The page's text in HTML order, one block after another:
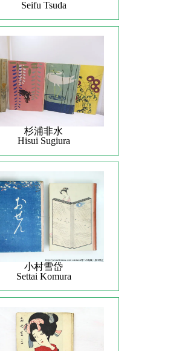
Seifu Tsuda
杉浦非水
Hisui Sugiura
小村雪岱
Settai Komura